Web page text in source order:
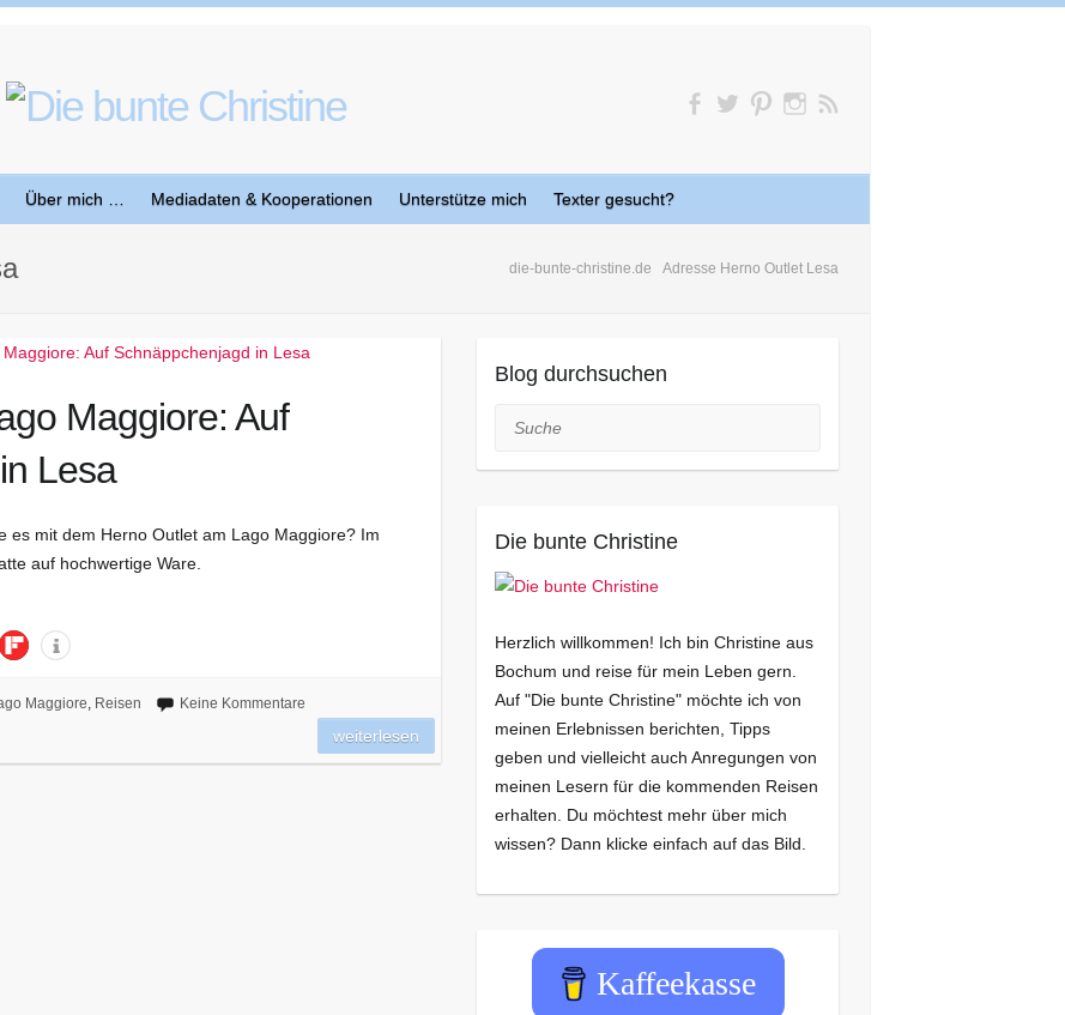
Über mich … Mediadaten & Kooperationen Unterstütze mich Texter gesucht?
die-bunte-christine.de Adresse Herno Outlet Lesa
Maggiore: Auf
Lesa
es mit dem Herno Outlet am Lago Maggiore? Im
auf hochwertige Ware.
Maggiore, Reisen Keine Kommentare
weiterlesen
Blog durchsuchen
Suche
Die bunte Christine
Herzlich willkommen! Ich bin Christine aus
Bochum und reise für mein Leben gern.
Auf "Die bunte Christine" möchte ich von
meinen Erlebnissen berichten, Tipps
geben und vielleicht auch Anregungen von
meinen Lesern für die kommenden Reisen
erhalten. Du möchtest mehr über mich
wissen? Dann klicke einfach auf das Bild.
Kaffeekasse